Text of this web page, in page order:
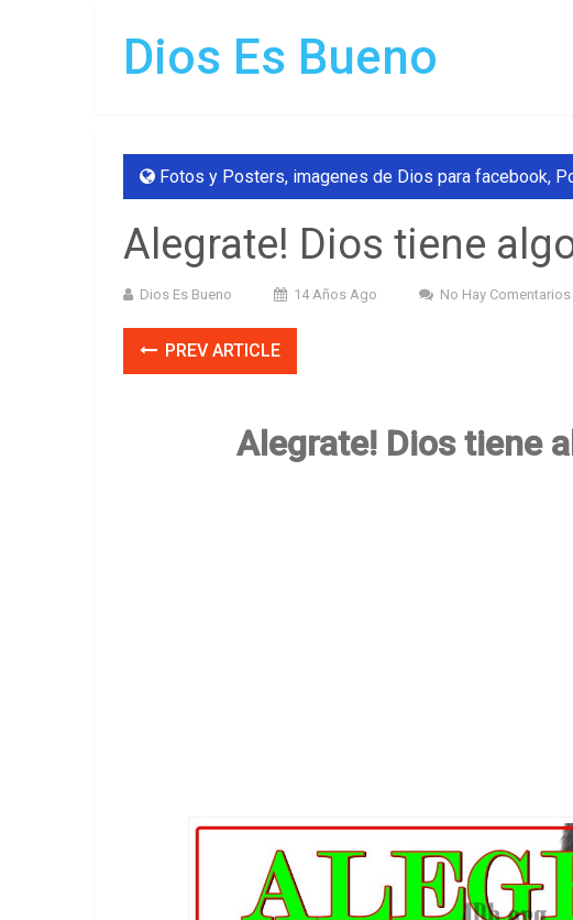
Dios Es Bueno
Fotos y Posters, imagenes de Dios para facebook,
Alegrate! Dios tiene
Dios Es Bueno 14 Años Ago No Hay Comentarios
PREV ARTICLE
Alegrate! Dios tiene